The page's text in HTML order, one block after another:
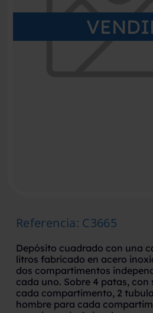
Referencia: C3665
Depósito cuadrado con una
litros fabricado en acero
dos compartimentos
cada uno. Sobre 4 patas,
cada compartimento, 2
hombre para cada